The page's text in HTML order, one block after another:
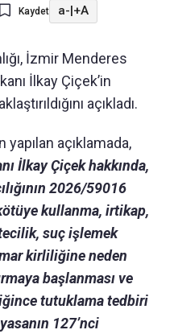
Kaydet a-|+A
İzmir Menderes
İlkay Çiçek’in
açıkladı.
yapılan açıklamada,
İlkay Çiçek hakkında,
2026/59016
kullanma, irtikap,
suç işlemek
kirliliğine neden
başlanması ve
tutuklama tedbiri
127’nci